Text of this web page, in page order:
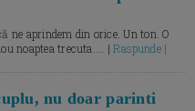
ne aprindem din orice. Un ton. O
noaptea trecuta.... |Raspunde |
nu doar parinti